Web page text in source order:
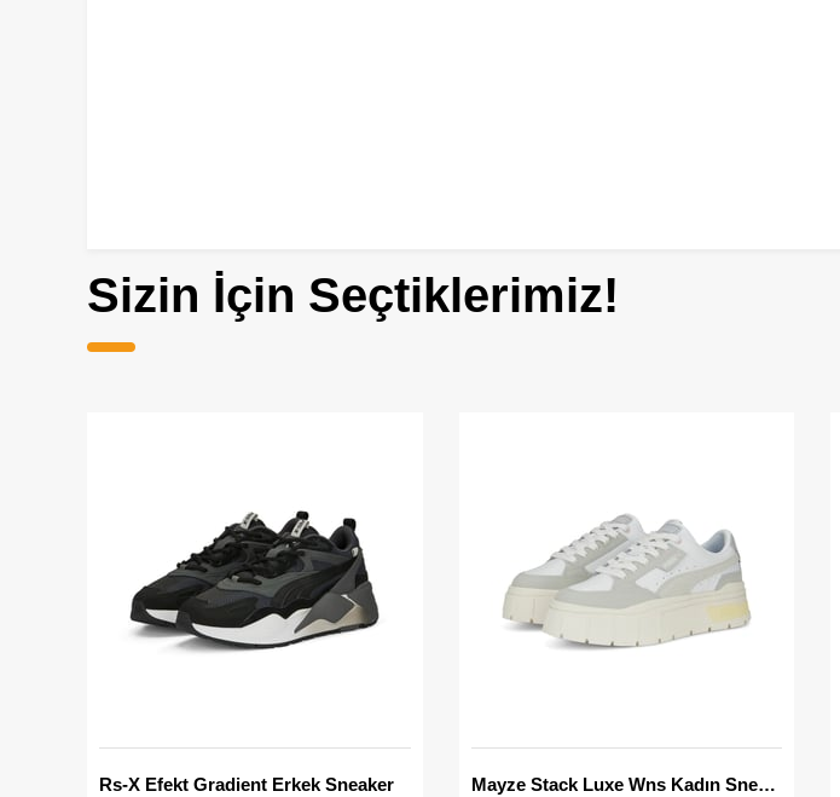
Sizin İçin Seçtiklerimiz!
Rs-X Efekt Gradient Erkek Sneaker
Mayze Stack Luxe Wns Kadın Sneaker